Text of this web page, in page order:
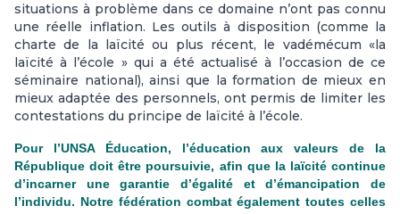
situations à problème dans ce domaine n’ont pas connu
une réelle inflation. Les outils à disposition (comme la
charte de la laïcité ou plus récent, le vadémécum «la
laïcité à l’école » qui a été actualisé à l’occasion de ce
séminaire national), ainsi que la formation de mieux en
mieux adaptée des personnels, ont permis de limiter les
contestations du principe de laïcité à l’école.
Pour l’UNSA Éducation, l’éducation aux valeurs de la
République doit être poursuivie, afin que la laïcité continue
d’incarner une garantie d’égalité et d’émancipation de
l’individu. Notre fédération combat également toutes celles